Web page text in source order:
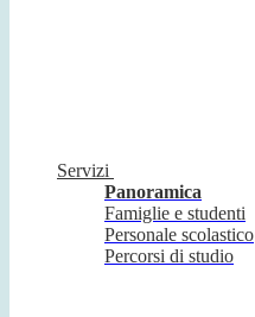
Servizi
Panoramica
Famiglie e studenti
Personale scolastico
Percorsi di studio